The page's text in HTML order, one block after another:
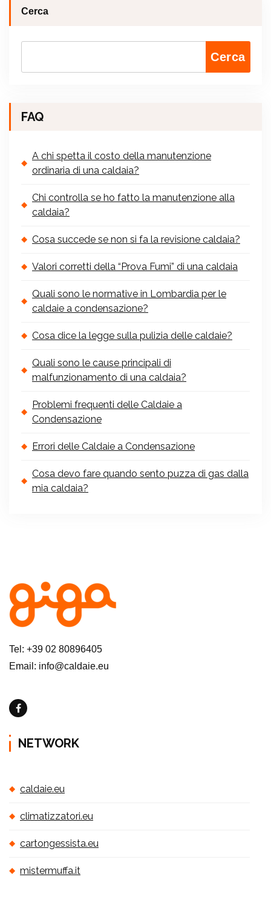
Cerca
Cerca
FAQ
A chi spetta il costo della manutenzione
ordinaria di una caldaia?
Chi controlla se ho fatto la manutenzione alla
caldaia?
Cosa succede se non si fa la revisione caldaia?
Valori corretti della “Prova Fumi” di una caldaia
Quali sono le normative in Lombardia per le
caldaie a condensazione?
Cosa dice la legge sulla pulizia delle caldaie?
Quali sono le cause principali di
malfunzionamento di una caldaia?
Problemi frequenti delle Caldaie a
Condensazione
Errori delle Caldaie a Condensazione
Cosa devo fare quando sento puzza di gas dalla
mia caldaia?
Tel: +39 02 80896405
Email: info@caldaie.eu
NETWORK
caldaie.eu
climatizzatori.eu
cartongessista.eu
mistermuffa.it